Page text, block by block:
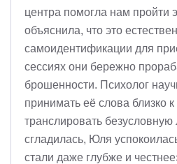
центра помогла нам пройти
объяснила, что это
самоидентификации для
сессиях они бережно
брошенности. Психолог
принимать её слова близко к
транслировать
сгладилась, Юля
стали даже глубже и